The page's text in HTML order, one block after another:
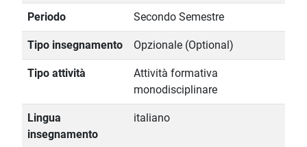
Periodo Secondo Semestre
Tipo insegnamento Opzionale (Optional)
Tipo attività
Attività formativa
monodisciplinare
Lingua
insegnamento
italiano